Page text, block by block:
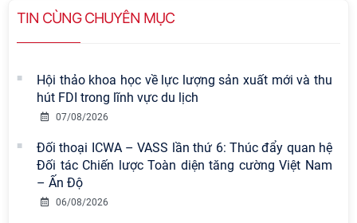
TIN CÙNG CHUYÊN MỤC
Hội thảo khoa học về lực lượng sản xuất mới và thu
hút FDI trong lĩnh vực du lịch
07/08/2026
Đối thoại ICWA – VASS lần thứ 6: Thúc đẩy quan hệ
Đối tác Chiến lược Toàn diện tăng cường Việt Nam
– Ấn Độ
06/08/2026